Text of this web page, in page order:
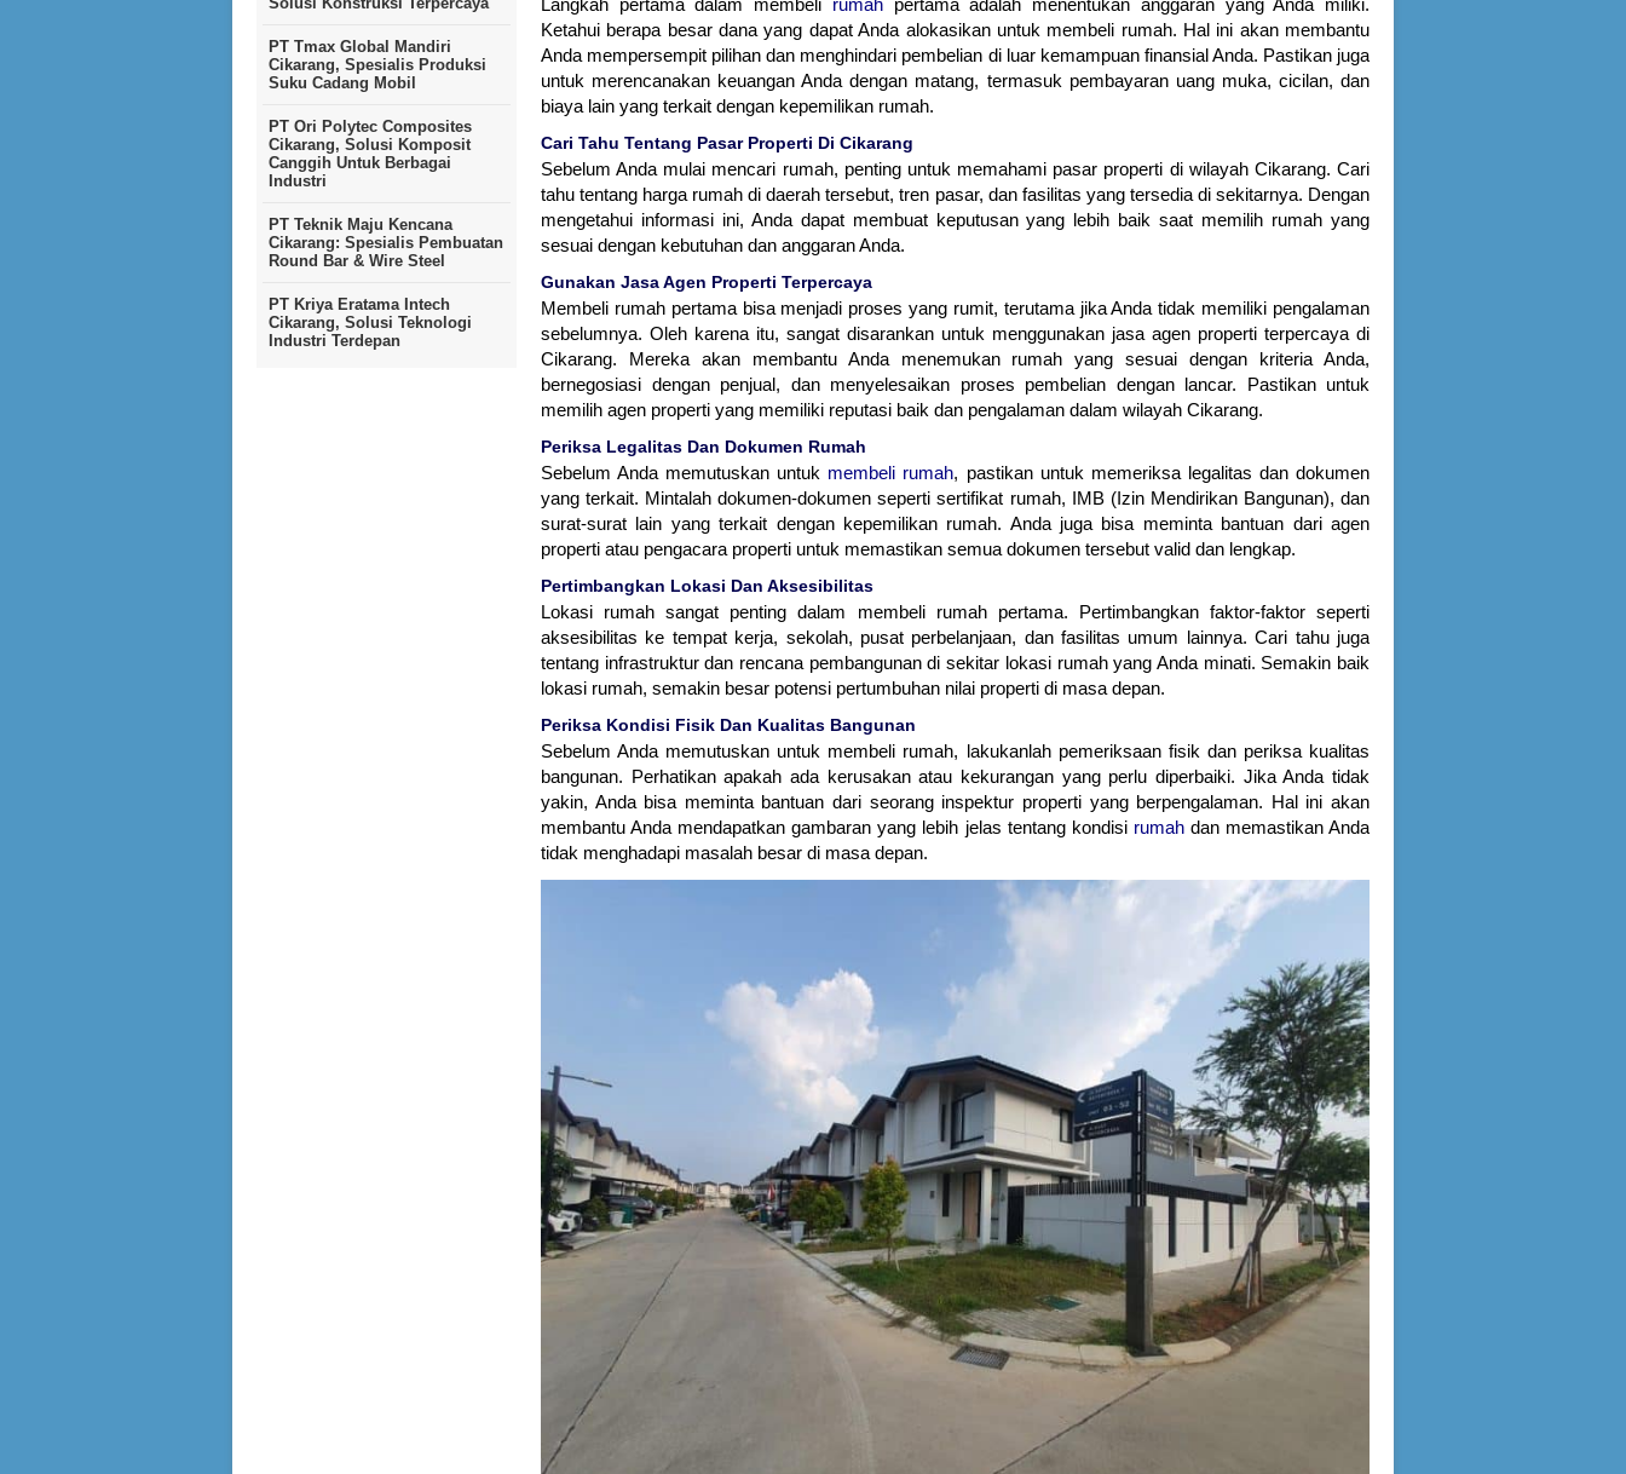
Langkah pertama dalam membeli rumahpertama adalah menentukan anggaran yang Anda miliki.
Ketahui berapa besar dana yang dapat Anda alokasikan untuk membeli rumah. Hal ini akan membantu
Anda mempersempit pilihan dan menghindari pembelian di luar kemampuan finansial Anda. Pastikan juga
untuk merencanakan keuangan Anda dengan matang, termasuk pembayaran uang muka, cicilan, dan
biaya lain yang terkait dengan kepemilikan rumah.
Cari Tahu Tentang Pasar Properti Di Cikarang
Sebelum Anda mulai mencari rumah, penting untuk memahami pasar properti di wilayah Cikarang. Cari
tahu tentang harga rumah di daerah tersebut, tren pasar, dan fasilitas yang tersedia di sekitarnya. Dengan
mengetahui informasi ini, Anda dapat membuat keputusan yang lebih baik saat memilih rumah yang
sesuai dengan kebutuhan dan anggaran Anda.
Gunakan Jasa Agen Properti Terpercaya
Membeli rumah pertama bisa menjadi proses yang rumit, terutama jika Anda tidak memiliki pengalaman
sebelumnya. Oleh karena itu, sangat disarankan untuk menggunakan jasa agen properti terpercaya di
Cikarang. Mereka akan membantu Anda menemukan rumah yang sesuai dengan kriteria Anda,
bernegosiasi dengan penjual, dan menyelesaikan proses pembelian dengan lancar. Pastikan untuk
memilih agen properti yang memiliki reputasi baik dan pengalaman dalam wilayah Cikarang.
Periksa Legalitas Dan Dokumen Rumah
Sebelum Anda memutuskan untuk membeli rumah, pastikan untuk memeriksa legalitas dan dokumen
yang terkait. Mintalah dokumen-dokumen seperti sertifikat rumah, IMB (Izin Mendirikan Bangunan), dan
surat-surat lain yang terkait dengan kepemilikan rumah. Anda juga bisa meminta bantuan dari agen
properti atau pengacara properti untuk memastikan semua dokumen tersebut valid dan lengkap.
Pertimbangkan Lokasi Dan Aksesibilitas
Lokasi rumah sangat penting dalam membeli rumah pertama. Pertimbangkan faktor-faktor seperti
aksesibilitas ke tempat kerja, sekolah, pusat perbelanjaan, dan fasilitas umum lainnya. Cari tahu juga
tentang infrastruktur dan rencana pembangunan di sekitar lokasi rumah yang Anda minati. Semakin baik
lokasi rumah, semakin besar potensi pertumbuhan nilai properti di masa depan.
Periksa Kondisi Fisik Dan Kualitas Bangunan
Sebelum Anda memutuskan untuk membeli rumah, lakukanlah pemeriksaan fisik dan periksa kualitas
bangunan. Perhatikan apakah ada kerusakan atau kekurangan yang perlu diperbaiki. Jika Anda tidak
yakin, Anda bisa meminta bantuan dari seorang inspektur properti yang berpengalaman. Hal ini akan
membantu Anda mendapatkan gambaran yang lebih jelas tentang kondisi rumahdan memastikan Anda
tidak menghadapi masalah besar di masa depan.
PT Tmax Global Mandiri
Cikarang, Spesialis Produksi
Suku Cadang Mobil
PT Ori Polytec Composites
Cikarang, Solusi Komposit
Canggih Untuk Berbagai
Industri
PT Teknik Maju Kencana
Cikarang: Spesialis Pembuatan
Round Bar & Wire Steel
PT Kriya Eratama Intech
Cikarang, Solusi Teknologi
Industri Terdepan